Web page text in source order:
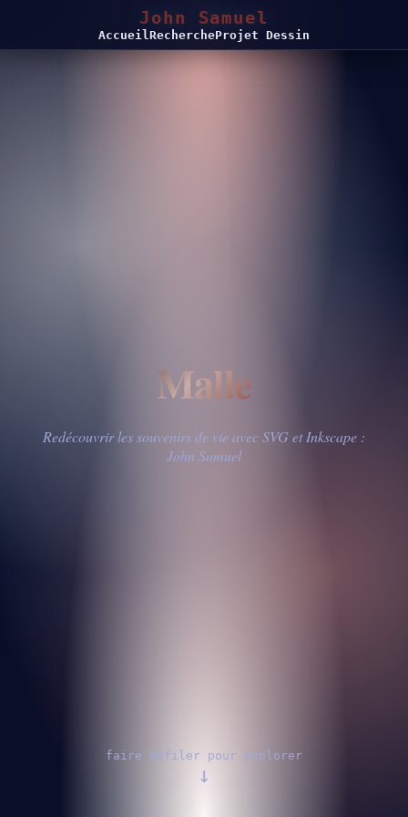
John Samuel
AccueilRechercheProjet Dessin
Malle
Redécouvrir les souvenirs de vie avec SVG et Inkscape :
John Samuel
faire défiler pour explorer